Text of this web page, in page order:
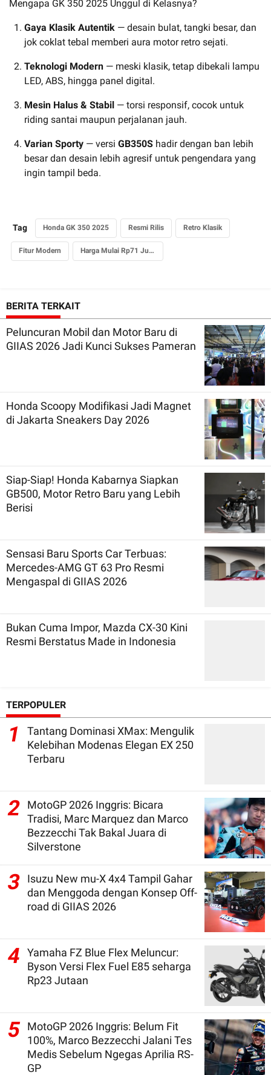
Mengapa GK 350 2025 Unggul di Kelasnya?
Gaya Klasik Autentik — desain bulat, tangki besar, dan
jok coklat tebal memberi aura motor retro sejati.
Teknologi Modern — meski klasik, tetap dibekali lampu
LED, ABS, hingga panel digital.
Mesin Halus & Stabil — torsi responsif, cocok untuk
riding santai maupun perjalanan jauh.
Varian Sporty — versi GB350S hadir dengan ban lebih
besar dan desain lebih agresif untuk pengendara yang
ingin tampil beda.
Tag Honda GK 350 2025 Resmi Rilis Retro Klasik
Fitur Modern Harga Mulai Rp71 Jutaan
BERITA TERKAIT
Peluncuran Mobil dan Motor Baru di
GIIAS 2026 Jadi Kunci Sukses Pameran
Honda Scoopy Modifikasi Jadi Magnet
di Jakarta Sneakers Day 2026
Siap-Siap! Honda Kabarnya Siapkan
GB500, Motor Retro Baru yang Lebih
Berisi
Sensasi Baru Sports Car Terbuas:
Mercedes-AMG GT 63 Pro Resmi
Mengaspal di GIIAS 2026
Bukan Cuma Impor, Mazda CX-30 Kini
Resmi Berstatus Made in Indonesia
TERPOPULER
1
Tantang Dominasi XMax: Mengulik
Kelebihan Modenas Elegan EX 250
Terbaru
2
MotoGP 2026 Inggris: Bicara
Tradisi, Marc Marquez dan Marco
Bezzecchi Tak Bakal Juara di
Silverstone
3
Isuzu New mu-X 4x4 Tampil Gahar
dan Menggoda dengan Konsep Off-
road di GIIAS 2026
4
Yamaha FZ Blue Flex Meluncur:
Byson Versi Flex Fuel E85 seharga
Rp23 Jutaan
5 MotoGP 2026 Inggris: Belum Fit
100%, Marco Bezzecchi Jalani Tes
Medis Sebelum Ngegas Aprilia RS-
GP